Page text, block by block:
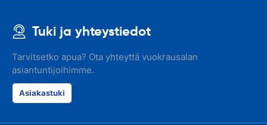
Tuki ja yhteystiedot
Tarvitsetko apua? Ota yhteyttä vuokrausalan
asiantuntijoihimme.
Asiakastuki